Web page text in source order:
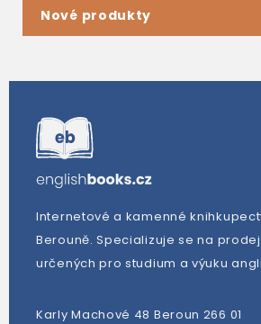
Nové produkty
Internetové a kamenné
Berouně. Specializuje se na
určených pro studium a výuku
Karly Machové 48 Beroun 266 01